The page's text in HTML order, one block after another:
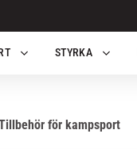
STYRKA
för kampsport